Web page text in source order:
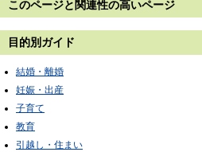
このページと 関連性の高いページ
目的別ガイド
結婚・離婚
妊娠・出産
子育て
教育
引越し・住まい